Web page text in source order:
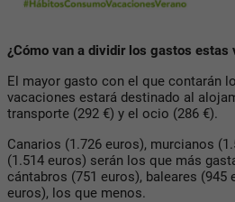
¿Cómo van a dividir los gastos estas
El mayor gasto con el que contarán
vacaciones estará destinado al
transporte (292 €) y el ocio (286 €).
Canarios (1.726 euros), murcianos
(1.514 euros) serán los que más
cántabros (751 euros), baleares (945
euros), los que menos.